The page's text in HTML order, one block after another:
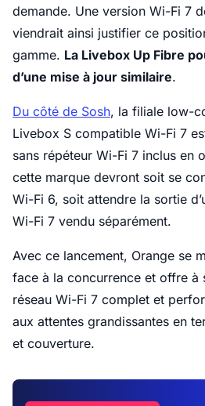
demande. Une version Wi-Fi 7
viendrait ainsi justifier ce
gamme. La Livebox Up Fibre
d’une mise à jour similaire.
Du côté de Sosh, la filiale low-
Livebox S compatible Wi-Fi 7
sans répéteur Wi-Fi 7 inclus en
cette marque devront soit se
Wi-Fi 6, soit attendre la sortie
Wi-Fi 7 vendu séparément.
Avec ce lancement, Orange se
face à la concurrence et offre à
réseau Wi-Fi 7 complet et
aux attentes grandissantes en
et couverture.